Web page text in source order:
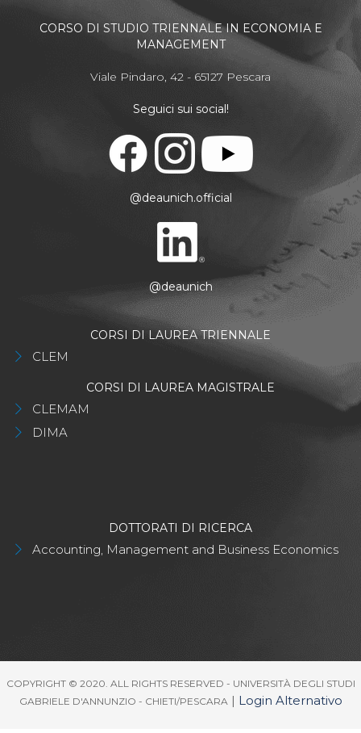
CORSO DI STUDIO TRIENNALE IN ECONOMIA E
MANAGEMENT
Viale Pindaro, 42 - 65127 Pescara
Seguici sui social!
@deaunich.official
@deaunich
CORSI DI LAUREA TRIENNALE
CLEM
CORSI DI LAUREA MAGISTRALE
CLEMAM
DIMA
DOTTORATI DI RICERCA
Accounting, Management and Business Economics
COPYRIGHT © 2020. ALL RIGHTS RESERVED - UNIVERSITÀ DEGLI STUDI
GABRIELE D'ANNUNZIO - CHIETI/PESCARA| Login Alternativo